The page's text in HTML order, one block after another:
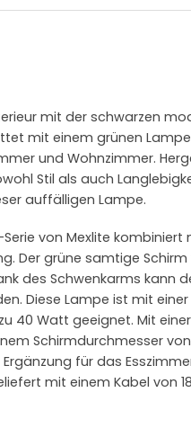
mit der schwarzen
mit einem grünen
und Wohnzimmer.
Stil als auch
auffälligen Lampe.
von Mexlite kombiniert
Der grüne samtige Schirm
des Schwenkarms kann
Diese Lampe ist mit einer
40 Watt geeignet. Mit einer
Schirmdurchmesser
für das
mit einem Kabel von